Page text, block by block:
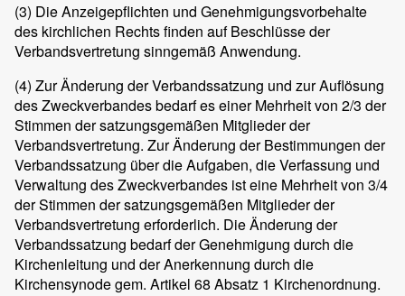
(3) Die Anzeigepflichten und Genehmigungsvorbehalte
des kirchlichen Rechts finden auf Beschlüsse der
Verbandsvertretung sinngemäß Anwendung.
(4) Zur Änderung der Verbandssatzung und zur Auflösung
des Zweckverbandes bedarf es einer Mehrheit von 2/3 der
Stimmen der satzungsgemäßen Mitglieder der
Verbandsvertretung. Zur Änderung der Bestimmungen der
Verbandssatzung über die Aufgaben, die Verfassung und
Verwaltung des Zweckverbandes ist eine Mehrheit von 3/4
der Stimmen der satzungsgemäßen Mitglieder der
Verbandsvertretung erforderlich. Die Änderung der
Verbandssatzung bedarf der Genehmigung durch die
Kirchenleitung und der Anerkennung durch die
Kirchensynode gem. Artikel 68 Absatz 1 Kirchenordnung.